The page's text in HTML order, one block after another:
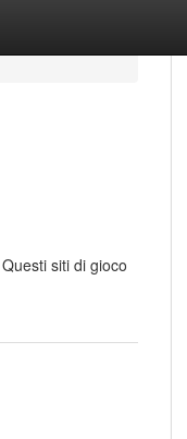
siti di gioco